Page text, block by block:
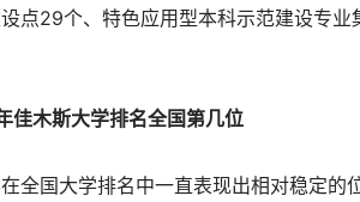
点29个、特色应用型本科示范建设专
佳木斯大学排名全国第几位
全国大学排名中一直表现出相对稳定